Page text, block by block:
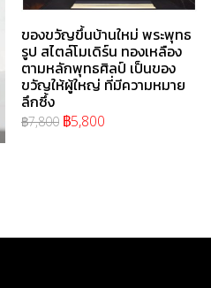
ของขวัญขึ้นบ้านใหม่ พระพุทธ
รูป สไตล์โมเดิร์น ทองเหลือง
ตามหลักพุทธศิลป์ เป็นของ
ขวัญให้ผู้ใหญ่ ที่มีความหมาย
ลึกซึ้ง
฿7,800 ฿5,800